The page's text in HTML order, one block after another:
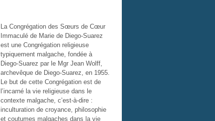
La Congrégation des Sœurs de Cœur
Immaculé de Marie de Diego-Suarez
est une Congrégation religieuse
typiquement malgache, fondée à
Diego-Suarez par le Mgr Jean Wolff,
archevêque de Diego-Suarez, en 1955.
Le but de cette Congrégation est de
l’incarné la vie religieuse dans le
contexte malgache, c’est-à-dire :
inculturation de croyance, philosophie
et coutumes malgaches dans la vie